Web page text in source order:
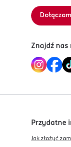
Znajdź nas
Przydatne
Jak złożyć